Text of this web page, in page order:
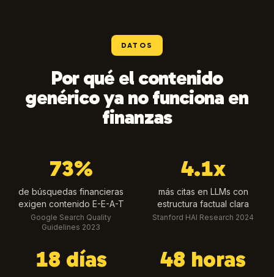
DATOS
Por qué el contenido
genérico ya no funciona en
finanzas
73%
de búsquedas financieras
exigen contenido E-E-A-T
Google Search Quality
Guidelines 2023
4.1x
más citas en LLMs con
estructura factual clara
Stanford HAI Research 2024
18 días 48 horas